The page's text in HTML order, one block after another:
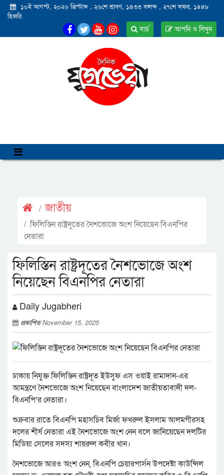
১০ই আগস্ট, ২০২৬ খ্রিস্টাব্দ , ২৬শে শ্রাবণ, ১৪৩৩ বঙ্গাব্দ , ২৭শে সফর, ১৪৪৮
হিজরি
আপনি ও লিখুন
সার্চ
জাতীয়
ফিলিস্তিন রাষ্ট্রদূতের নৈশভোজে অংশ নিয়েছেন বিএনপির
নেতারা
ফিলিস্তিন রাষ্ট্রদূতের নৈশভোজে অংশ
নিয়েছেন বিএনপির নেতারা
Daily Jugabheri
প্রকাশিতNovember 15, 2025
ঢাকায় নিযুক্ত ফিলিস্তিন রাষ্ট্রদূত ইউসুফ এস ওয়াই রামাদান-এর
আমন্ত্রণে নৈশভোজে অংশ নিয়েছেন বাংলাদেশ জাতীয়তাবাদী দল-
বিএনপি’র নেতারা।
শুক্রবার রাতে বিএনপি মহাসচিব মির্জা ফখরুল ইসলাম আলমগীরসহ
দলের শীর্ষ নেতারা এই নৈশভোজে অংশ নেন বলে জানিয়েছেন দলটির
মিডিয়া সেলের সদস্য শায়রুল কবীর খান।
নৈশভোজে আরও অংশ নেন, বিএনপি চেয়ারপার্সন উপদেষ্টা কাউন্সিল